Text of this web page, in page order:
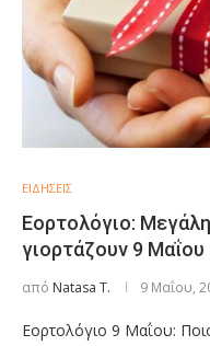
ΕΙΔΗΣΕΙΣ
Εορτολόγιο:
γιορτάζουν 9 Μαΐου
από Natasa T. 9 Μαΐου,
Εορτολόγιο 9 Μαΐου: